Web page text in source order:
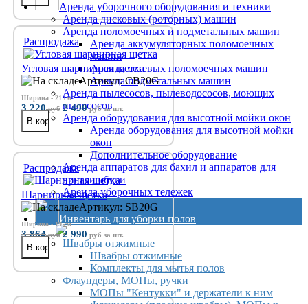
Аренда уборочного оборудования и техники
Аренда дисковых (роторных) машин
Аренда поломоечных и подметальных машин
Аренда аккумуляторных поломоечных
машин
Аренда сетевых поломоечных машин
Аренда подметальных машин
Аренда пылесосов, пылеводососов, моющих
пылесосов
Аренда оборудования для высотной мойки окон
Аренда оборудования для высотной мойки
окон
Дополнительное оборудование
Аренда аппаратов для бахил и аппаратов для
чистки обуви
Аренда уборочных тележек
Инвентарь для уборки полов
Швабры отжимные
Швабры отжимные
Комплекты для мытья полов
Флаундеры, МОПы, ручки
МОПы "Кентукки" и держатели к ним
Распродажа
Угловая шарнирная щетка
Артикул: CB20G
Ширина - 21 см
3 220руб 2 490рубза шт.
Распродажа
Шарнирная щетка
Артикул: SB20G
Ширина - 19 см
3 864руб 2 990 руб за шт.